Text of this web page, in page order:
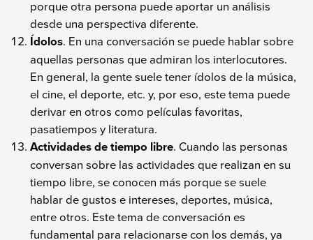
porque otra persona puede aportar un análisis
desde una perspectiva diferente.
Ídolos. En una conversación se puede hablar sobre
aquellas personas que admiran los interlocutores.
En general, la gente suele tener ídolos de la música,
el cine, el deporte, etc. y, por eso, este tema puede
derivar en otros como películas favoritas,
pasatiempos y literatura.
Actividades de tiempo libre. Cuando las personas
conversan sobre las actividades que realizan en su
tiempo libre, se conocen más porque se suele
hablar de gustos e intereses, deportes, música,
entre otros. Este tema de conversación es
fundamental para relacionarse con los demás, ya